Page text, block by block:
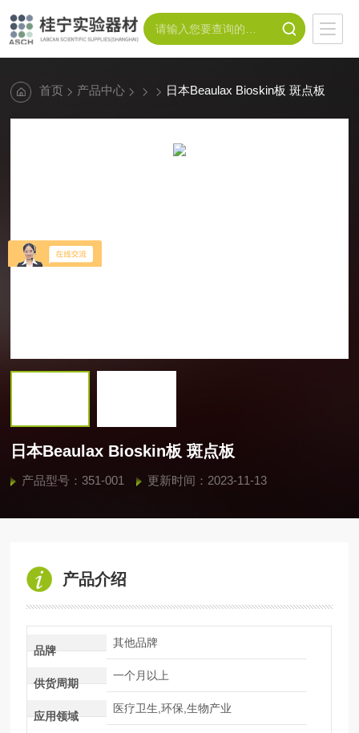
首页 产品中心 日本Beaulax Bioskin板 斑点板
日本Beaulax Bioskin板 斑点板
产品型号：351-001 更新时间：2023-11-13
产品介绍
品牌
其他品牌
供货周期
一个月以上
应用领域
医疗卫生,环保,生物产业